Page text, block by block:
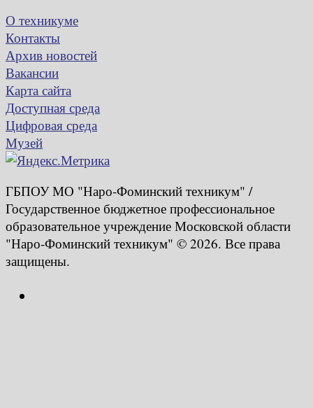
О техникуме
Контакты
Архив новостей
Вакансии
Карта сайта
Доступная среда
Цифровая среда
Музей
ГБПОУ МО "Наро-Фоминский техникум" /
Государственное бюджетное профессиональное
образовательное учреждение Московской области
"Наро-Фоминский техникум" © 2026. Все права
защищены.